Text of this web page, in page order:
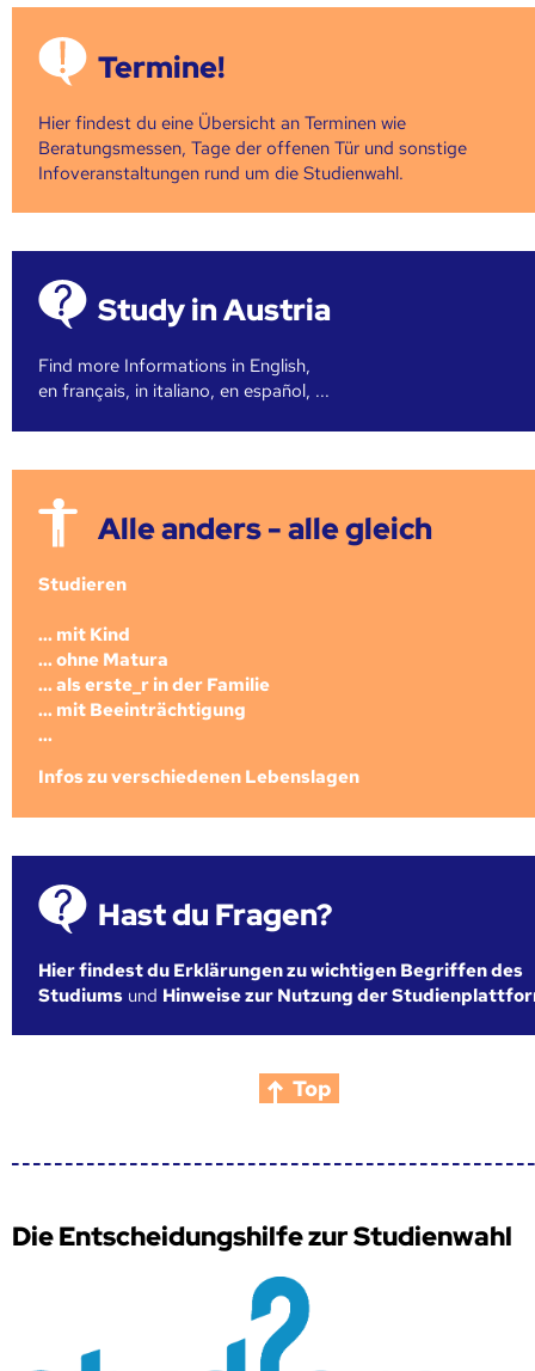
Termine!
Hier findest du eine Übersicht an Terminen wie
Beratungsmessen, Tage der offenen Tür und sonstige
Infoveranstaltungen rund um die Studienwahl.
Study in Austria
Find more Informations in English,
en français, in italiano, en español, ...
Alle anders - alle gleich
Studieren
... mit Kind
... ohne Matura
... als erste_r in der Familie
... mit Beeinträchtigung
...
Infos zu verschiedenen Lebenslagen
Hast du Fragen?
Hier findest du Erklärungen zu wichtigen Begriffen des
Studiums und Hinweise zur Nutzung der
Top
Die Entscheidungshilfe zur Studienwahl